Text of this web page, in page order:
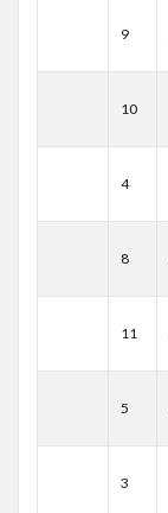
9
10
4
8
11
5
3